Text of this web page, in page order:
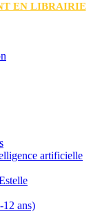
EN LIBRAIRIE
artificielle
12 ans)